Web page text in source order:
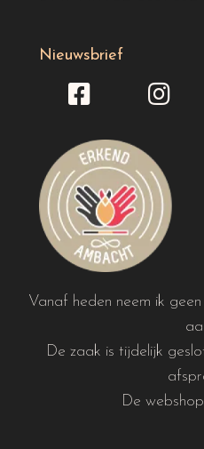
Nieuwsbrief
Vanaf heden neem ik
De zaak is tijdelijk
De